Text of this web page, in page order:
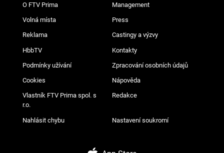
O FTV Prima Management
Volná místa Press
Reklama Castingy a výzvy
HbbTV Kontakty
Podmínky užívání Zpracování osobních údajů
Cookies Nápověda
Vlastník FTV Prima spol. s
r.o.
Redakce
Nahlásit chybu Nastavení soukromí